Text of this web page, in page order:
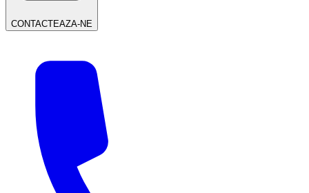
CONTACTEAZA-NE